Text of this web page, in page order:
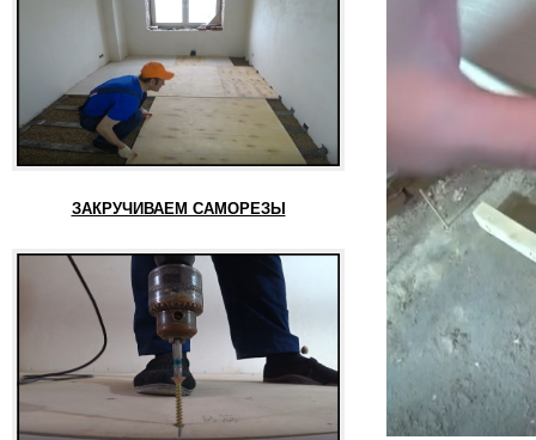
ЗАКРУЧИВАЕМ САМОРЕЗЫ